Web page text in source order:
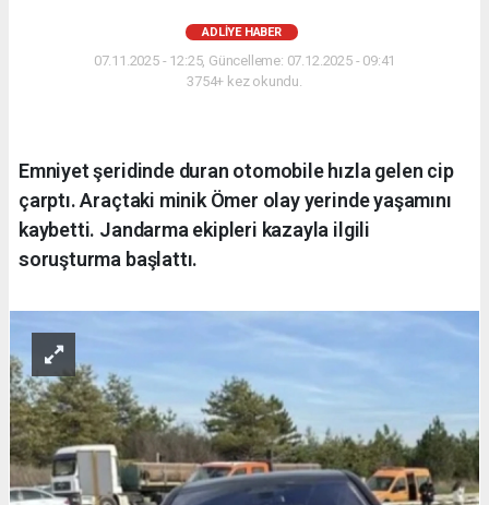
ADLIYE HABER
07.11.2025 - 12:25, Güncelleme: 07.12.2025 - 09:41
3754+ kez okundu.
Emniyet şeridinde duran otomobile hızla gelen cip
çarptı. Araçtaki minik Ömer olay yerinde yaşamını
kaybetti. Jandarma ekipleri kazayla ilgili
soruşturma başlattı.